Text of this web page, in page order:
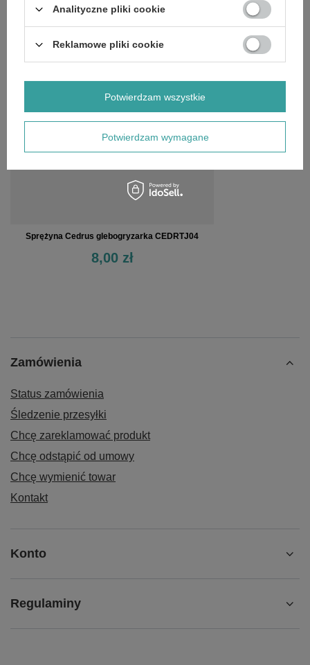
OSTATNIO OGLĄDANE
Sprężyna Cedrus glebogryzarka CEDRTJ04
8,00 zł
Zamówienia
Status zamówienia
Śledzenie przesyłki
Chcę zareklamować produkt
Chcę odstąpić od umowy
Chcę wymienić towar
Kontakt
Konto
Regulaminy
Analityczne pliki cookie
Reklamowe pliki cookie
Potwierdzam wymagane
Potwierdzam wszystkie